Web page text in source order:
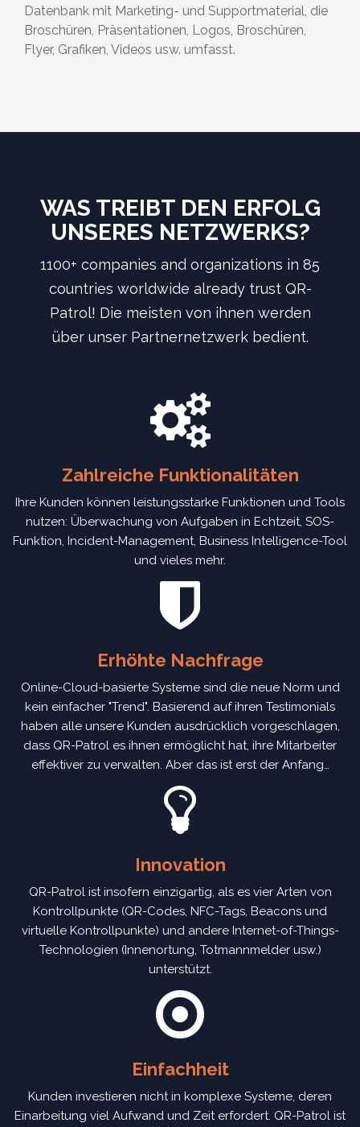
Datenbank mit Marketing- und Supportmaterial, die
Broschüren, Präsentationen, Logos, Broschüren,
Flyer, Grafiken, Videos usw. umfasst.
WAS TREIBT DEN ERFOLG
UNSERES NETZWERKS?
1100+ companies and organizations in 85
countries worldwide already trust QR-
Patrol! Die meisten von ihnen werden
über unser Partnernetzwerk bedient.
Zahlreiche Funktionalitäten
Ihre Kunden können leistungsstarke Funktionen und Tools
nutzen: Überwachung von Aufgaben in Echtzeit, SOS-
Funktion, Incident-Management, Business Intelligence-Tool
und vieles mehr.
Erhöhte Nachfrage
Online-Cloud-basierte Systeme sind die neue Norm und
kein einfacher "Trend". Basierend auf ihren Testimonials
haben alle unsere Kunden ausdrücklich vorgeschlagen,
dass QR-Patrol es ihnen ermöglicht hat, ihre Mitarbeiter
effektiver zu verwalten. Aber das ist erst der Anfang…
Innovation
QR-Patrol ist insofern einzigartig, als es vier Arten von
Kontrollpunkte (QR-Codes, NFC-Tags, Beacons und
virtuelle Kontrollpunkte) und andere Internet-of-Things-
Technologien (Innenortung, Totmannmelder usw.)
unterstützt.
Einfachheit
Kunden investieren nicht in komplexe Systeme, deren
Einarbeitung viel Aufwand und Zeit erfordert. QR-Patrol ist